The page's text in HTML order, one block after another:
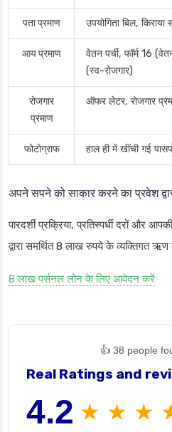
पता प्रमाण उपयोगिता बिल, किराया
आय प्रमाण
वेतन पर्ची, फॉर्म 16
(स्व-रोजगार)
रोजगार
प्रमाण
ऑफर लेटर, रोजगार
फोटोग्राफ हाल ही में खींची गई
अपने सपने को साकार करने का प्रवेश
पारदर्शी प्रक्रिया, प्रतिस्पर्धी दरों और
द्वारा समर्थित 8 लाख रुपये के व्यक्तिगत
8 लाख पर्सनल लोन के लिए आवेदन करें
👍 38 people
Real Ratings and
4.2 ★ ★ ★